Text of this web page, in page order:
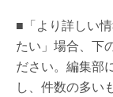
■「より詳しい
たい」場合、下
ださい。編集部
し、件数の多い